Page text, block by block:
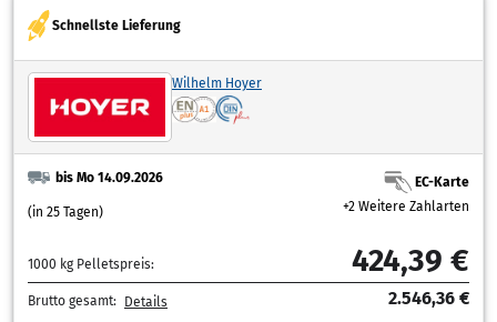
Schnellste Lieferung
Wilhelm Hoyer
bis Mo 14.09.2026
(in 25 Tagen)
EC-Karte
+2 Weitere Zahlarten
1000 kg Pelletspreis: 424,39 €
Brutto gesamt: Details 2.546,36 €